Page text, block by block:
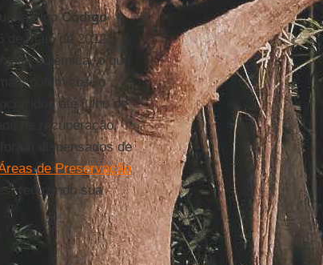
o antigoCódigo
de maio de 2012,
polêmica, o que
polêmicos, o
até julho de
de recuperação.
dispensados de
de Preservação
reduzindo sua